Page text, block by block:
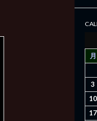
月
3
10
17